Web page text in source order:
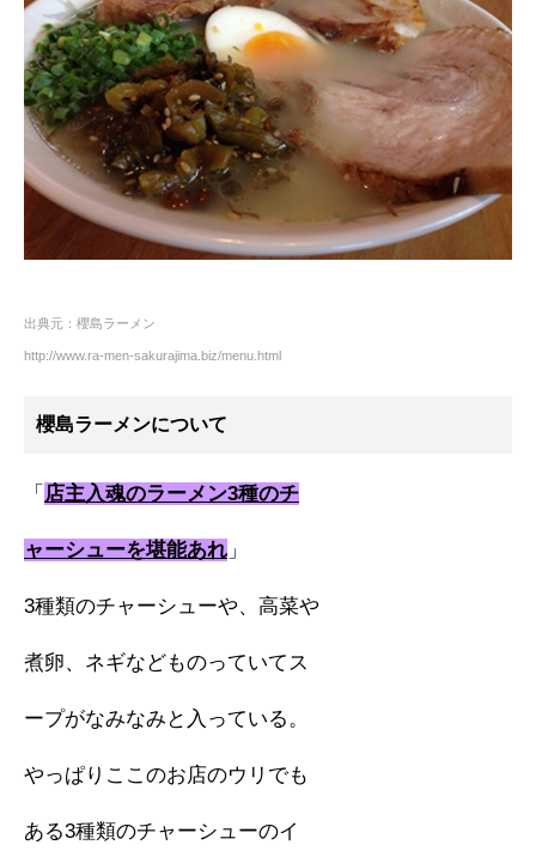
出典元：櫻島ラーメン
http://www.ra-men-sakurajima.biz/menu.html
櫻島ラーメンについて
「 店主入魂のラーメン3種のチ
ャーシューを堪能あれ 」
3種類のチャーシューや、高菜や
煮卵、ネギなどものっていてス
ープがなみなみと入っている。
やっぱりここのお店のウリでも
ある3種類のチャーシューのイ